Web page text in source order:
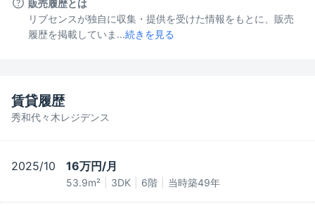
販売履歴とは
リブセンスが独自に収集・提供を受けた情報をもとに、販売
履歴を掲載していま...続きを見る
秀和代々木レジデンス
賃貸履歴
2025/10 16万円/月
53.9m² 3DK 6階 当時築49年